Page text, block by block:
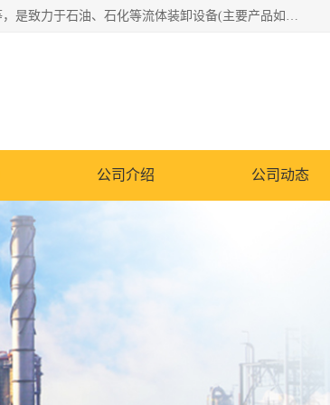
连云港众邦石化设备制造有限公司是一家鹤管厂家主营：鹤管、装车鹤管等，是致力于石油、石化等流体装卸设备(主要产品如鹤管、输油臂、脱缆钩等)的咨询、设计、制造、检测、安装指导、系统调试、维修维护等业务的公司。
公司介绍 公司动态